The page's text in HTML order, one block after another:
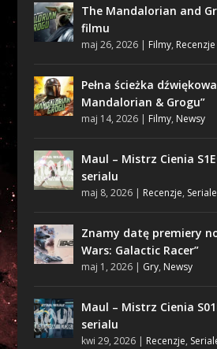
The Mandalorian and
filmu
maj 26, 2026| Filmy, Recenzje
Pełna ścieżka
Mandalorian & Grogu”
maj 14, 2026| Filmy, Newsy
Maul – Mistrz Cienia
serialu
maj 8, 2026| Recenzje, Seriale
Znamy datę premiery
Wars: Galactic Racer”
maj 1, 2026| Gry, Newsy
Maul – Mistrz Cienia
serialu
kwi 29, 2026| Recenzje,